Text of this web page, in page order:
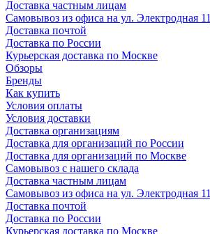
Доставка частным лицам
Самовывоз из офиса на ул. Электродная 11
Доставка почтой
Доставка по России
Курьерская доставка по Москве
Обзоры
Бренды
Как купить
Условия оплаты
Условия доставки
Доставка организациям
Доставка для организаций по России
Доставка для организаций по Москве
Самовывоз с нашего склада
Доставка частным лицам
Самовывоз из офиса на ул. Электродная 11
Доставка почтой
Доставка по России
Курьерская доставка по Москве